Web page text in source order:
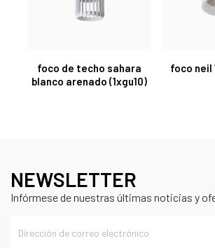
foco de techo sahara
blanco arenado (1xgu10)
foco neil
NEWSLETTER
Infórmese de nuestras últimas noticias y